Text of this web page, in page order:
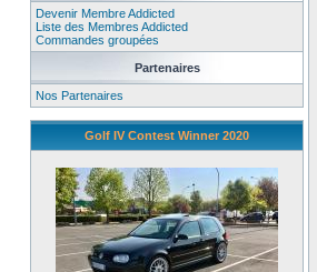
Devenir Membre Addicted
Liste des Membres Addicted
Commandes groupées
Partenaires
Nos Partenaires
Golf IV Contest Winner 2020